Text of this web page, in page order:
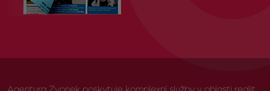
Agentura Zvonek poskytuje komplexní služby v oblasti realit,